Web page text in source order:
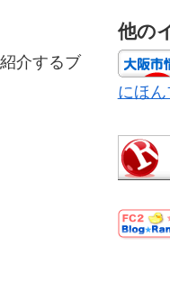
介するブ
他の
にほ